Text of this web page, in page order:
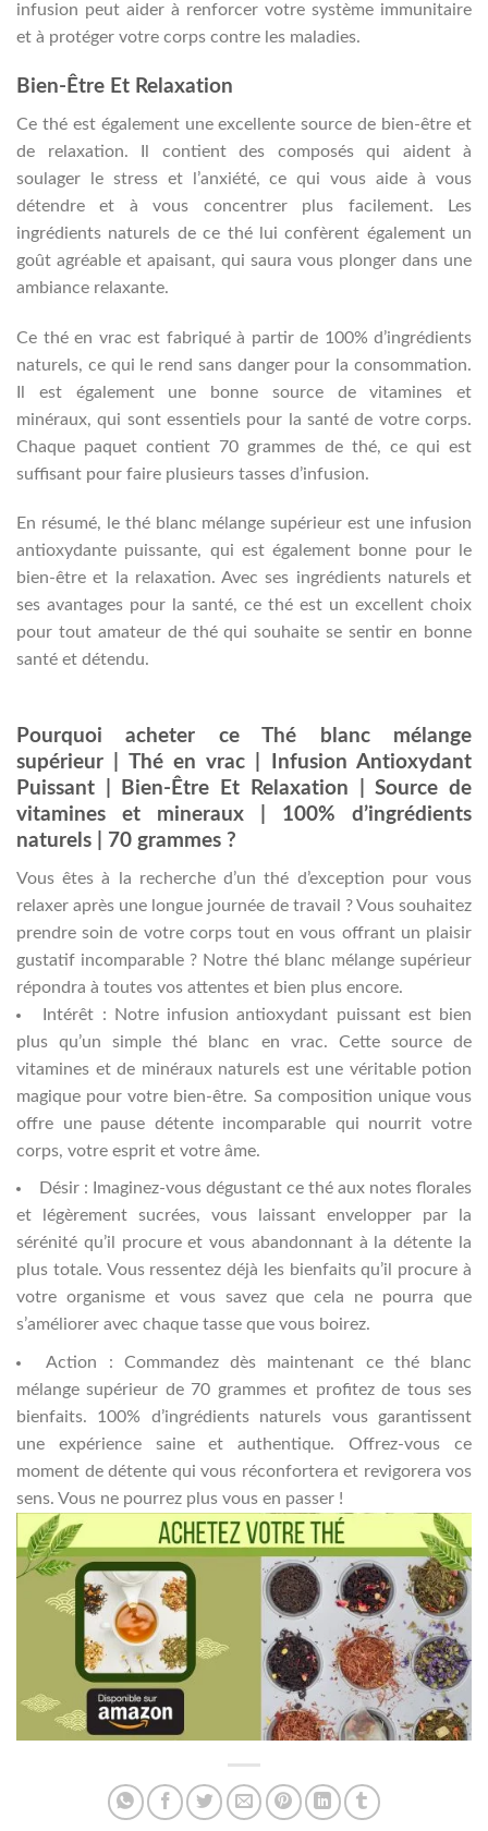
infusion peut aider à renforcer votre système immunitaire
et à protéger votre corps contre les maladies.
Bien-Être Et Relaxation
Ce thé est également une excellente source de bien-être et
de relaxation. Il contient des composés qui aident à
soulager le stress et l’anxiété, ce qui vous aide à vous
détendre et à vous concentrer plus facilement. Les
ingrédients naturels de ce thé lui confèrent également un
goût agréable et apaisant, qui saura vous plonger dans une
ambiance relaxante.
Ce thé en vrac est fabriqué à partir de 100% d’ingrédients
naturels, ce qui le rend sans danger pour la consommation.
Il est également une bonne source de vitamines et
minéraux, qui sont essentiels pour la santé de votre corps.
Chaque paquet contient 70 grammes de thé, ce qui est
suffisant pour faire plusieurs tasses d’infusion.
En résumé, le thé blanc mélange supérieur est une infusion
antioxydante puissante, qui est également bonne pour le
bien-être et la relaxation. Avec ses ingrédients naturels et
ses avantages pour la santé, ce thé est un excellent choix
pour tout amateur de thé qui souhaite se sentir en bonne
santé et détendu.
Pourquoi acheter ce Thé blanc mélange
supérieur | Thé en vrac | Infusion Antioxydant
Puissant | Bien-Être Et Relaxation | Source de
vitamines et mineraux | 100% d’ingrédients
naturels | 70 grammes ?
Vous êtes à la recherche d’un thé d’exception pour vous
relaxer après une longue journée de travail ? Vous souhaitez
prendre soin de votre corps tout en vous offrant un plaisir
gustatif incomparable ? Notre thé blanc mélange supérieur
répondra à toutes vos attentes et bien plus encore.
Intérêt : Notre infusion antioxydant puissant est bien
plus qu’un simple thé blanc en vrac. Cette source de
vitamines et de minéraux naturels est une véritable potion
magique pour votre bien-être. Sa composition unique vous
offre une pause détente incomparable qui nourrit votre
corps, votre esprit et votre âme.
Désir : Imaginez-vous dégustant ce thé aux notes florales
et légèrement sucrées, vous laissant envelopper par la
sérénité qu’il procure et vous abandonnant à la détente la
plus totale. Vous ressentez déjà les bienfaits qu’il procure à
votre organisme et vous savez que cela ne pourra que
s’améliorer avec chaque tasse que vous boirez.
Action : Commandez dès maintenant ce thé blanc
mélange supérieur de 70 grammes et profitez de tous ses
bienfaits. 100% d’ingrédients naturels vous garantissent
une expérience saine et authentique. Offrez-vous ce
moment de détente qui vous réconfortera et revigorera vos
sens. Vous ne pourrez plus vous en passer !